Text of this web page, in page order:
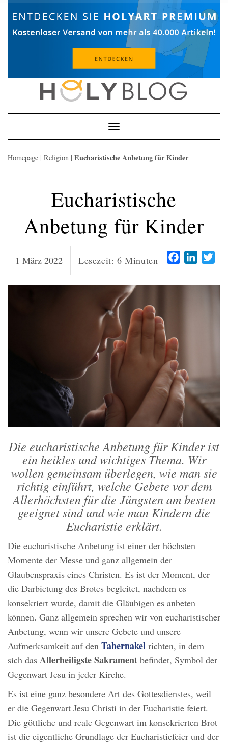
Toggle
Navigation
Homepage | Religion | Eucharistische Anbetung für Kinder
Eucharistische
Anbetung für Kinder
1 März 2022 Lesezeit: 6 Minuten Facebook
Die eucharistische Anbetung für Kinder ist
ein heikles und wichtiges Thema. Wir
wollen gemeinsam überlegen, wie man sie
richtig einführt, welche Gebete vor dem
Allerhöchsten für die Jüngsten am besten
geeignet sind und wie man Kindern die
Eucharistie erklärt.
Die eucharistische Anbetung ist einer der höchsten
Momente der Messe und ganz allgemein der
Glaubenspraxis eines Christen. Es ist der Moment, der
die Darbietung des Brotes begleitet, nachdem es
konsekriert wurde, damit die Gläubigen es anbeten
können. Ganz allgemein sprechen wir von eucharistischer
Anbetung, wenn wir unsere Gebete und unsere
Aufmerksamkeit auf den Tabernakel richten, in dem
sich das Allerheiligste Sakrament befindet, Symbol der
Gegenwart Jesu in jeder Kirche.
Es ist eine ganz besondere Art des Gottesdienstes, weil
er die Gegenwart Jesu Christi in der Eucharistie feiert.
Die göttliche und reale Gegenwart im konsekrierten Brot
ist die eigentliche Grundlage der Eucharistiefeier und der